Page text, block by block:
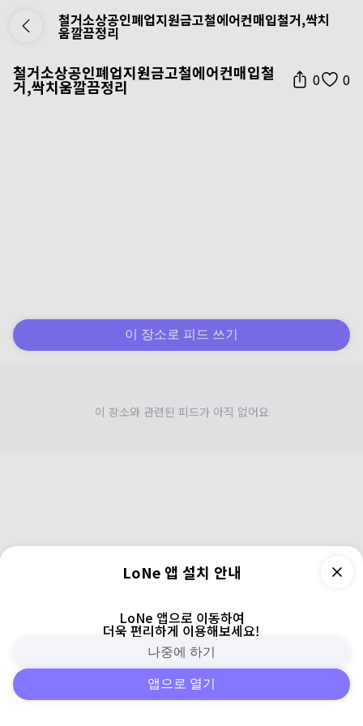
철거소상공인폐업지원금고철에어컨매입철거,싹치
움깔끔정리
철거소상공인폐업지원금고철에어컨매입철
거,싹치움깔끔정리 0 0
이 장소로 피드 쓰기
이 장소와 관련된 피드가 아직 없어요
피드 주변 검색 로그인
LoNe 앱 설치 안내
LoNe 앱으로 이동하여
더욱 편리하게 이용해보세요!
나중에 하기
앱으로 열기